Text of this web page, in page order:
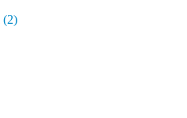
(2)